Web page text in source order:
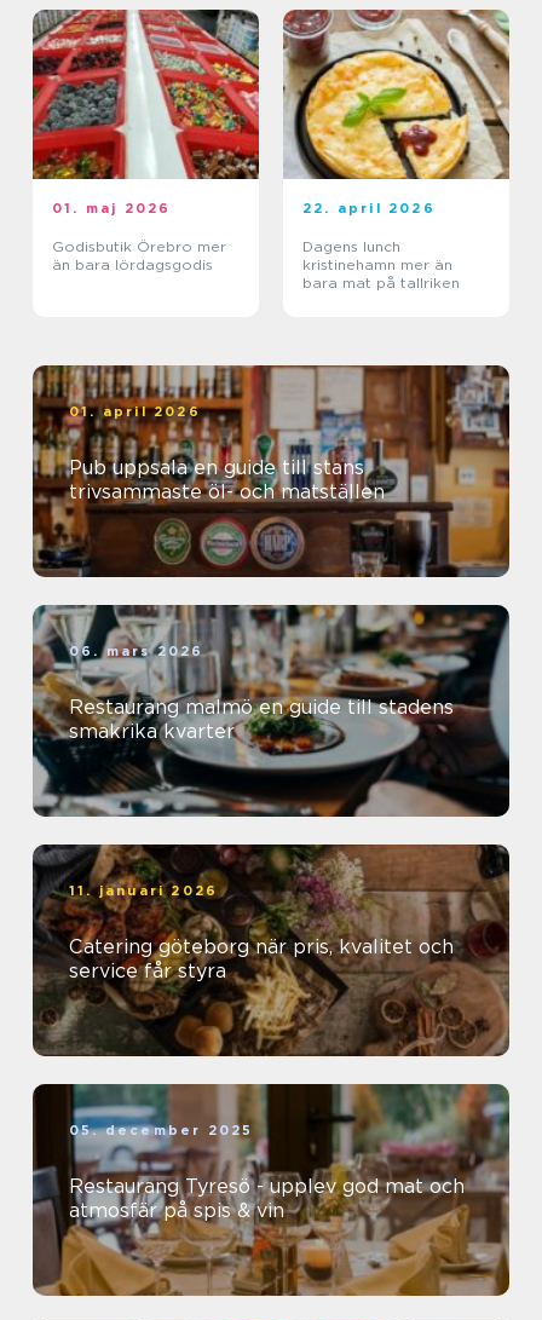
01. maj 2026
Godisbutik Örebro mer
än bara lördagsgodis
22. april 2026
Dagens lunch
kristinehamn mer än
bara mat på tallriken
01. april 2026
Pub uppsala en guide till stans
trivsammaste öl- och matställen
06. mars 2026
Restaurang malmö en guide till stadens
smakrika kvarter
11. januari 2026
Catering göteborg när pris, kvalitet och
service får styra
05. december 2025
Restaurang Tyresö - upplev god mat och
atmosfär på spis & vin